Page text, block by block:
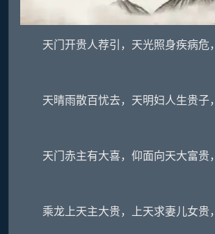
天门开贵人荐引，天光照身疾病危，
天晴雨散百忧去，天明妇人生贵子，
天门赤主有大喜，仰面向天大富贵，
乘龙上天主大贵，上天求妻儿女贵，